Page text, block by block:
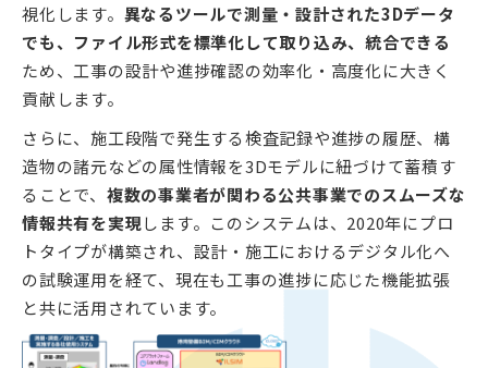
視化します。 異なるツールで測量・設計された3Dデータ
でも、ファイル形式を標準化して取り込み、統合できる
ため、工事の設計や進捗確認の効率化・高度化に大きく
貢献します。
さらに、施工段階で発生する検査記録や進捗の履歴、構
造物の諸元などの属性情報を3Dモデルに紐づけて蓄積す
ることで、 複数の事業者が関わる公共事業でのスムーズな
情報共有を実現します。このシステムは、2020年にプロ
トタイプが構築され、設計・施工におけるデジタル化へ
の試験運用を経て、現在も工事の進捗に応じた機能拡張
と共に活用されています。